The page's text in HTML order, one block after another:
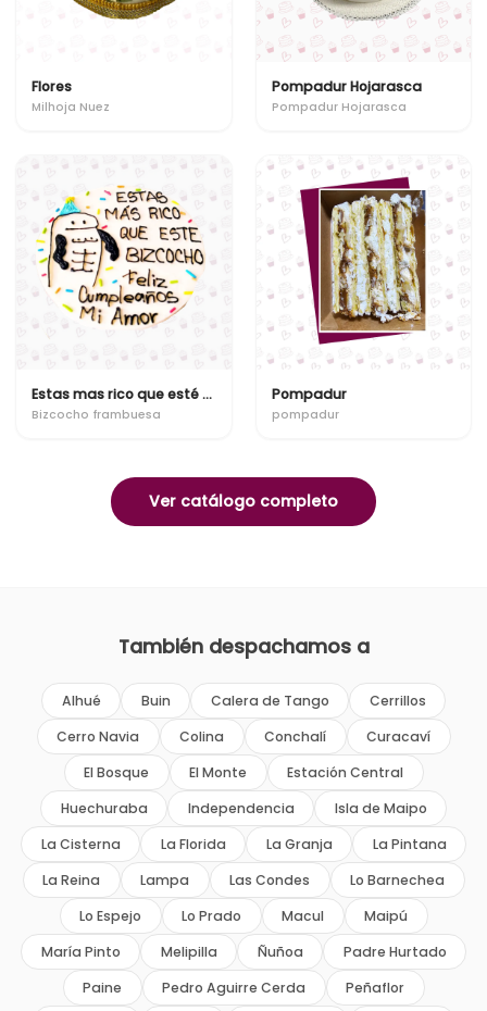
Flores
Milhoja Nuez
Pompadur Hojarasca
Pompadur Hojarasca
Estas mas rico que esté bizcocho!
Bizcocho frambuesa
Pompadur
pompadur
Ver catálogo completo
También despachamos a
Alhué Buin Calera de Tango
Cerrillos
Cerro Navia
Colina Conchalí
Curacaví
El Bosque
El Monte
Estación Central
Huechuraba
Independencia
Isla de Maipo
La Cisterna
La Florida La Granja
La Pintana
La Reina
Lampa Las Condes
Lo Barnechea
Lo Espejo
Lo Prado Macul
Maipú
María Pinto
Melipilla Ñuñoa
Padre Hurtado
Paine
Pedro Aguirre Cerda Peñaflor